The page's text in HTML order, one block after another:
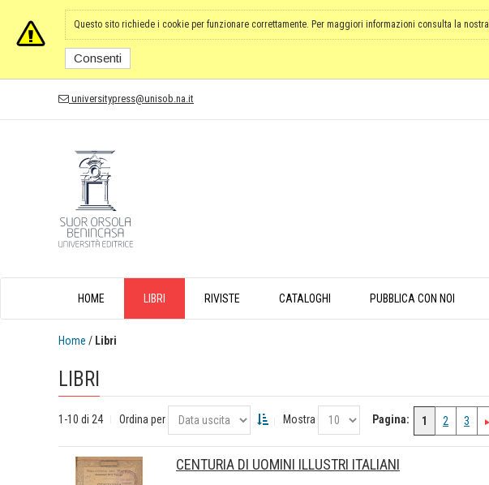
Questo sito richiede i cookie per funzionare correttamente. Per maggiori informazioni consulta la nostra
Consenti
universitypress@unisob.na.it
HOME LIBRI RIVISTE CATALOGHI PUBBLICA CON NOI
Home / Libri
LIBRI
1-10 di 24 Ordina per Mostra Pagina: 1 2 3
CENTURIA DI UOMINI ILLUSTRI ITALIANI